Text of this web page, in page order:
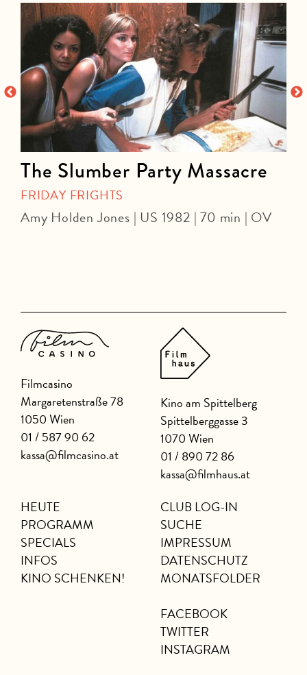
The Slumber Party Massacre
FRIDAY FRIGHTS
Amy Holden Jones | US 1982 | 70 min | OV
Filmcasino
Margaretenstraße 78
1050 Wien
01 / 587 90 62
kassa@filmcasino.at
Kino am Spittelberg
Spittelberggasse 3
1070 Wien
01 / 890 72 86
kassa@filmhaus.at
HEUTE
PROGRAMM
SPECIALS
INFOS
KINO SCHENKEN!
CLUB LOG-IN
SUCHE
IMPRESSUM
DATENSCHUTZ
MONATSFOLDER
FACEBOOK
TWITTER
INSTAGRAM